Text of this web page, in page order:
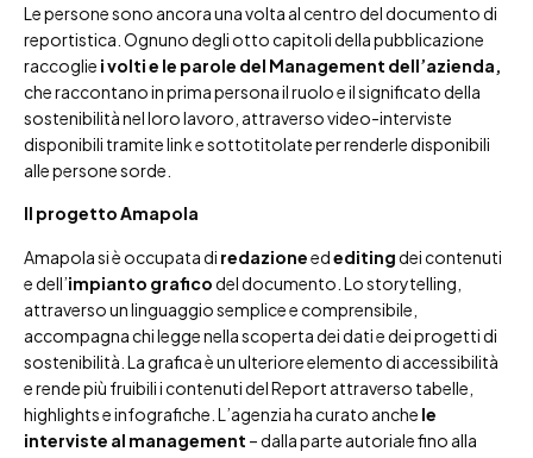
Le persone sono ancora una volta al centro del documento di
reportistica. Ognuno degli otto capitoli della pubblicazione
raccoglie i volti e le parole del Management dell’azienda,
che raccontano in prima persona il ruolo e il significato della
sostenibilità nel loro lavoro, attraverso video-interviste
disponibili tramite link e sottotitolate per renderle disponibili
alle persone sorde.
Il progetto Amapola
Amapola si è occupata di redazioneededitingdei contenuti
e dell’impianto graficodel documento. Lo storytelling,
attraverso un linguaggio semplice e comprensibile,
accompagna chi legge nella scoperta dei dati e dei progetti di
sostenibilità. La grafica è un ulteriore elemento di accessibilità
e rende più fruibili i contenuti del Report attraverso tabelle,
highlights e infografiche. L’agenzia ha curato anche le
interviste al management – dalla parte autoriale fino alla